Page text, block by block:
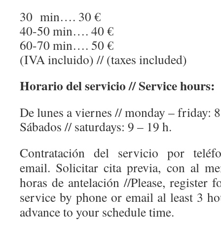
30 min…. 30 €
40-50 min…. 40 €
60-70 min…. 50 €
(IVA incluido) // (taxes included)
Horario del servicio // Service hours:
De lunes a viernes // monday – friday:
Sábados // saturdays: 9 – 19 h.
Contratación del servicio por
email. Solicitar cita previa, con al
horas de antelación //Please, register
service by phone or email al least 3
advance to your schedule time.